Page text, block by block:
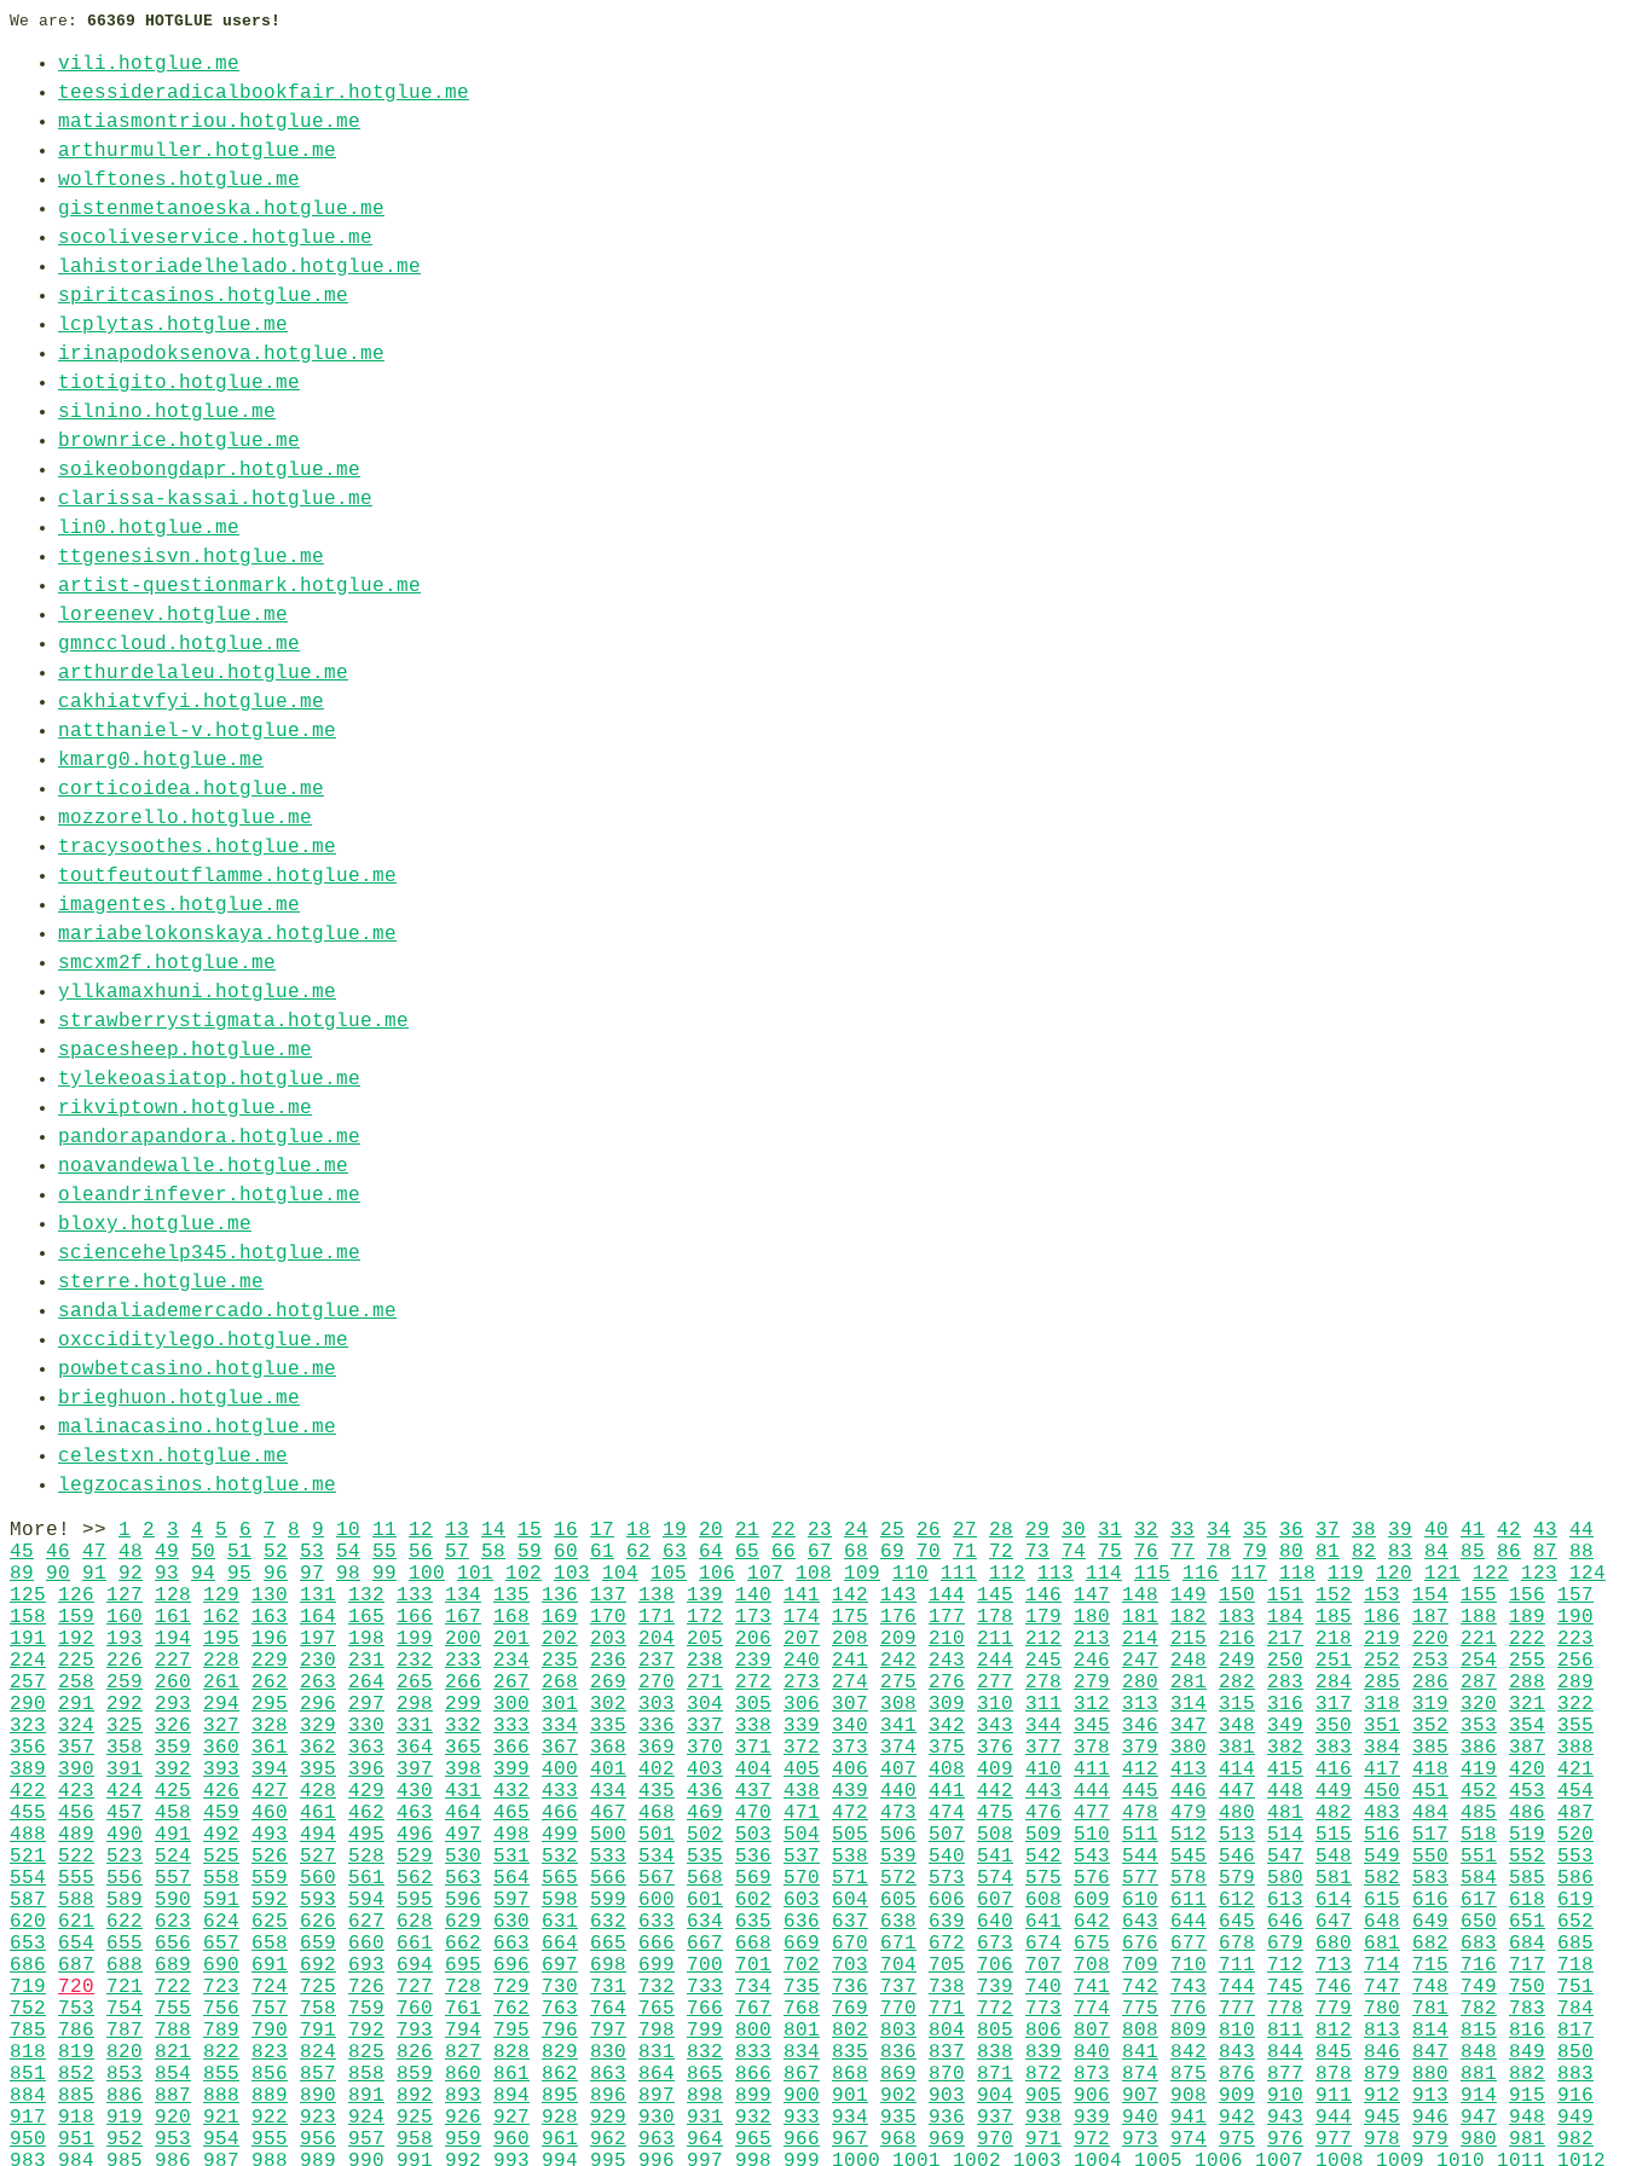
We are: 66369 HOTGLUE users!
vili.hotglue.me
teessideradicalbookfair.hotglue.me
matiasmontriou.hotglue.me
arthurmuller.hotglue.me
wolftones.hotglue.me
gistenmetanoeska.hotglue.me
socoliveservice.hotglue.me
lahistoriadelhelado.hotglue.me
spiritcasinos.hotglue.me
lcplytas.hotglue.me
irinapodoksenova.hotglue.me
tiotigito.hotglue.me
silnino.hotglue.me
brownrice.hotglue.me
soikeobongdapr.hotglue.me
clarissa-kassai.hotglue.me
lin0.hotglue.me
ttgenesisvn.hotglue.me
artist-questionmark.hotglue.me
loreenev.hotglue.me
gmnccloud.hotglue.me
arthurdelaleu.hotglue.me
cakhiatvfyi.hotglue.me
natthaniel-v.hotglue.me
kmarg0.hotglue.me
corticoidea.hotglue.me
mozzorello.hotglue.me
tracysoothes.hotglue.me
toutfeutoutflamme.hotglue.me
imagentes.hotglue.me
mariabelokonskaya.hotglue.me
smcxm2f.hotglue.me
yllkamaxhuni.hotglue.me
strawberrystigmata.hotglue.me
spacesheep.hotglue.me
tylekeoasiatop.hotglue.me
rikviptown.hotglue.me
pandorapandora.hotglue.me
noavandewalle.hotglue.me
oleandrinfever.hotglue.me
bloxy.hotglue.me
sciencehelp345.hotglue.me
sterre.hotglue.me
sandaliademercado.hotglue.me
oxcciditylego.hotglue.me
powbetcasino.hotglue.me
brieghuon.hotglue.me
malinacasino.hotglue.me
celestxn.hotglue.me
legzocasinos.hotglue.me
More! >> 1 2 3 4 5 6 7 8 9 10 11 12 13 14 15 16 17 18 19 20 21 22 23 24 25 26 27 28 29 30 31 32 33 34 35 36 37 38 39 40 41 42 43
44
45
46 47 48 49 50 51 52 53 54 55 56 57 58 59 60 61 62 63 64 65 66 67 68 69 70 71 72 73 74 75 76 77 78 79 80 81 82 83 84 85 86 87
88
89
90 91 92 93 94 95 96 97 98 99 100 101 102 103 104 105 106 107 108 109 110 111 112 113 114 115 116 117 118 119 120 121 122 123
124
125
126 127 128 129 130 131 132 133 134 135 136 137 138 139 140 141 142 143 144 145 146 147 148 149 150 151 152 153 154 155 156
157
158
159 160 161 162 163 164 165 166 167 168 169 170 171 172 173 174 175 176 177 178 179 180 181 182 183 184 185 186 187 188 189
190
191
192 193 194 195 196 197 198 199 200 201 202 203 204 205 206 207 208 209 210 211 212 213 214 215 216 217 218 219 220 221 222
223
224
225 226 227 228 229 230 231 232 233 234 235 236 237 238 239 240 241 242 243 244 245 246 247 248 249 250 251 252 253 254 255
256
257
258 259 260 261 262 263 264 265 266 267 268 269 270 271 272 273 274 275 276 277 278 279 280 281 282 283 284 285 286 287 288
289
290
291 292 293 294 295 296 297 298 299 300 301 302 303 304 305 306 307 308 309 310 311 312 313 314 315 316 317 318 319 320 321
322
323
324 325 326 327 328 329 330 331 332 333 334 335 336 337 338 339 340 341 342 343 344 345 346 347 348 349 350 351 352 353 354
355
356
357 358 359 360 361 362 363 364 365 366 367 368 369 370 371 372 373 374 375 376 377 378 379 380 381 382 383 384 385 386 387
388
389
390 391 392 393 394 395 396 397 398 399 400 401 402 403 404 405 406 407 408 409 410 411 412 413 414 415 416 417 418 419 420
421
422
423 424 425 426 427 428 429 430 431 432 433 434 435 436 437 438 439 440 441 442 443 444 445 446 447 448 449 450 451 452 453
454
455
456 457 458 459 460 461 462 463 464 465 466 467 468 469 470 471 472 473 474 475 476 477 478 479 480 481 482 483 484 485 486
487
488
489 490 491 492 493 494 495 496 497 498 499 500 501 502 503 504 505 506 507 508 509 510 511 512 513 514 515 516 517 518 519
520
521
522 523 524 525 526 527 528 529 530 531 532 533 534 535 536 537 538 539 540 541 542 543 544 545 546 547 548 549 550 551 552
553
554
555 556 557 558 559 560 561 562 563 564 565 566 567 568 569 570 571 572 573 574 575 576 577 578 579 580 581 582 583 584 585
586
587
588 589 590 591 592 593 594 595 596 597 598 599 600 601 602 603 604 605 606 607 608 609 610 611 612 613 614 615 616 617 618
619
620
621 622 623 624 625 626 627 628 629 630 631 632 633 634 635 636 637 638 639 640 641 642 643 644 645 646 647 648 649 650 651
652
653
654 655 656 657 658 659 660 661 662 663 664 665 666 667 668 669 670 671 672 673 674 675 676 677 678 679 680 681 682 683 684
685
686
687 688 689 690 691 692 693 694 695 696 697 698 699 700 701 702 703 704 705 706 707 708 709 710 711 712 713 714 715 716 717
718
719
720 721 722 723 724 725 726 727 728 729 730 731 732 733 734 735 736 737 738 739 740 741 742 743 744 745 746 747 748 749 750
751
752
753 754 755 756 757 758 759 760 761 762 763 764 765 766 767 768 769 770 771 772 773 774 775 776 777 778 779 780 781 782 783
784
785
786 787 788 789 790 791 792 793 794 795 796 797 798 799 800 801 802 803 804 805 806 807 808 809 810 811 812 813 814 815 816
817
818
819 820 821 822 823 824 825 826 827 828 829 830 831 832 833 834 835 836 837 838 839 840 841 842 843 844 845 846 847 848 849
850
851
852 853 854 855 856 857 858 859 860 861 862 863 864 865 866 867 868 869 870 871 872 873 874 875 876 877 878 879 880 881 882
883
884
885 886 887 888 889 890 891 892 893 894 895 896 897 898 899 900 901 902 903 904 905 906 907 908 909 910 911 912 913 914 915
916
917
918 919 920 921 922 923 924 925 926 927 928 929 930 931 932 933 934 935 936 937 938 939 940 941 942 943 944 945 946 947 948
949
950
951 952 953 954 955 956 957 958 959 960 961 962 963 964 965 966 967 968 969 970 971 972 973 974 975 976 977 978 979 980 981
982
983
984 985 986 987 988 989 990 991 992 993 994 995 996 997 998 999 1000 1001 1002 1003 1004 1005 1006 1007 1008 1009 1010 1011 1012